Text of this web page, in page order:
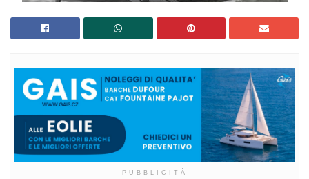
PUBBLICITÀ